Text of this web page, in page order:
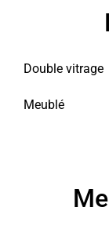
Double vitrage
Meublé